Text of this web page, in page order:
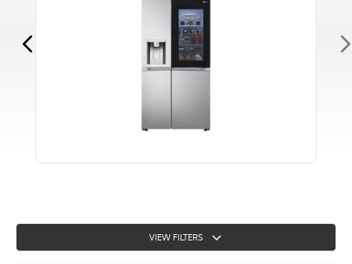
VIEW FILTERS